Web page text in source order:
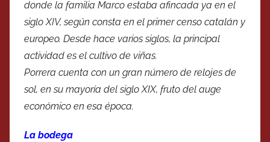
donde la familia Marco estaba afincada ya en el
siglo XIV, según consta en el primer censo catalán y
europeo. Desde hace varios siglos, la principal
actividad es el cultivo de viñas.
Porrera cuenta con un gran número de relojes de
sol, en su mayoría del siglo XIX, fruto del auge
económico en esa época.
La bodega